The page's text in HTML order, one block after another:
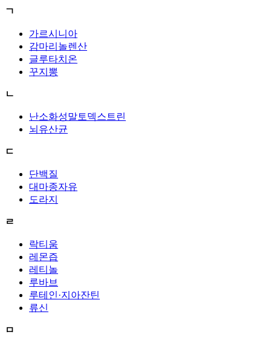
ㄱ
가르시니아
감마리놀렌산
글루타치온
꾸지뽕
ㄴ
난소화성말토덱스트린
뇌유산균
ㄷ
단백질
대마종자유
도라지
ㄹ
락티움
레몬즙
레티놀
루바브
루테인·지아잔틴
류신
ㅁ